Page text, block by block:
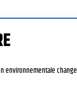
environnementale change